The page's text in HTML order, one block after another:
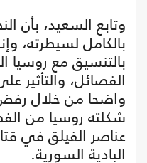
وتابع السعيد، بأن
بالكامل لسيطرته،
بالتنسيق مع
الفصائل، والتأثير
واضحا من خلال
شكلته روسيا من
عناصر الفيلق في
البادية السورية.